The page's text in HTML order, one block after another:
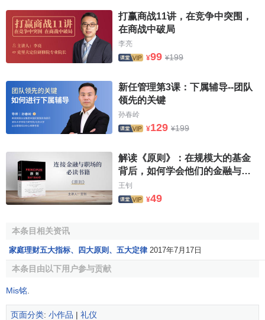
打赢商战11讲，在竞争中突围，
在商战中破局
李亮
¥99 ¥199
新任管理第3课：下属辅导--团队
领先的关键
孙春岭
¥129 ¥199
解读《原则》：在规模大的基金
背后，如何学会他们的金融与人
生哲学？
王钊
¥49
本条目相关资讯
家庭理财五大指标、四大原则、五大定律 2017年7月17日
本条目由以下用户参与贡献
Mis铭
页面分类: 小作品 | 礼仪